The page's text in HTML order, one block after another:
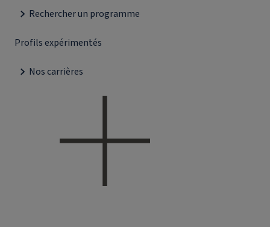
Rechercher un programme
Profils expérimentés
Nos carrières